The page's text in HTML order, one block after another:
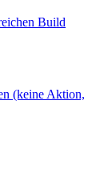
Build
(keine Aktion,